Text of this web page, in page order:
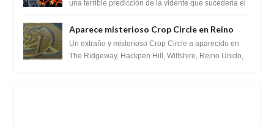
para febrero de 2022.
una terrible predicción de la vidente que sucedería el
Aparece misterioso Crop Circle en Reino
Unido 23 de junio 2016
Un extraño y misterioso Crop Circle a aparecido en
The Ridgeway, Hackpen Hill, Wiltshire, Reino Unido,